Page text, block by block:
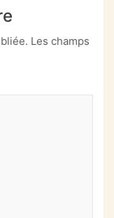
Les champs